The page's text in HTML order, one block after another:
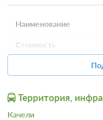
Территория,
Качели